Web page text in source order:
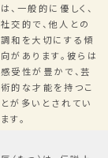
は、一般的に優しく、
社交的で、他人との
調和を大切にする傾
向があります。彼らは
感受性が豊かで、芸
術的な才能を持つこ
とが多いとされてい
ます。